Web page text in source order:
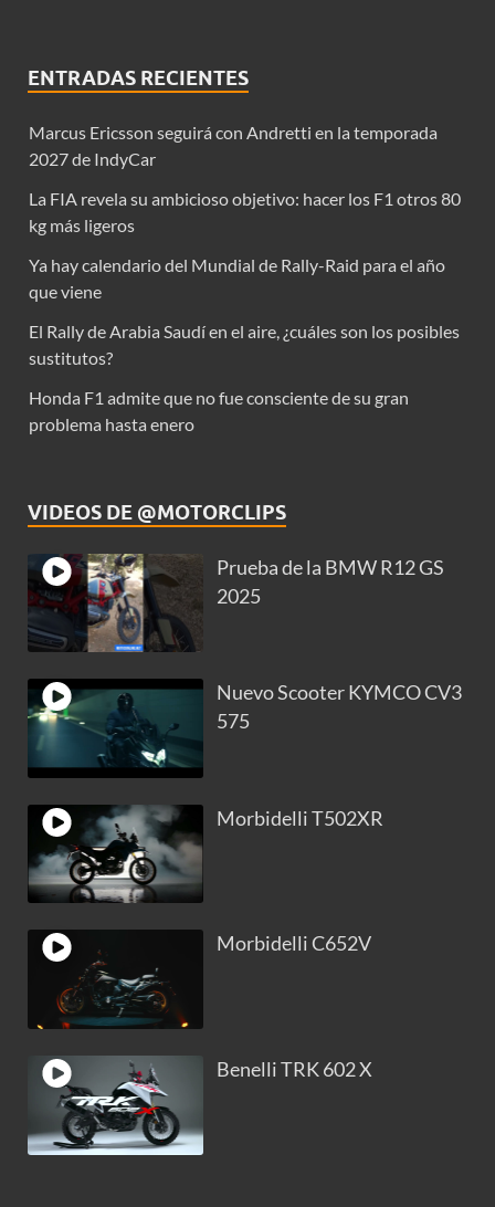
ENTRADAS RECIENTES
Marcus Ericsson seguirá con Andretti en la temporada
2027 de IndyCar
La FIA revela su ambicioso objetivo: hacer los F1 otros 80
kg más ligeros
Ya hay calendario del Mundial de Rally-Raid para el año
que viene
El Rally de Arabia Saudí en el aire, ¿cuáles son los posibles
sustitutos?
Honda F1 admite que no fue consciente de su gran
problema hasta enero
VIDEOS DE @MOTORCLIPS
Prueba de la BMW R12 GS
2025
Nuevo Scooter KYMCO CV3
575
Morbidelli T502XR
Morbidelli C652V
Benelli TRK 602 X